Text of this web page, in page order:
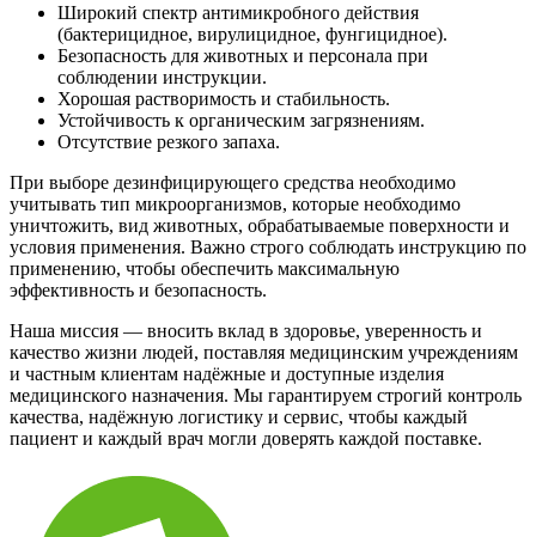
Широкий спектр антимикробного действия
(бактерицидное, вирулицидное, фунгицидное).
Безопасность для животных и персонала при
соблюдении инструкции.
Хорошая растворимость и стабильность.
Устойчивость к органическим загрязнениям.
Отсутствие резкого запаха.
При выборе дезинфицирующего средства необходимо
учитывать тип микроорганизмов, которые необходимо
уничтожить, вид животных, обрабатываемые поверхности и
условия применения. Важно строго соблюдать инструкцию по
применению, чтобы обеспечить максимальную
эффективность и безопасность.
Наша миссия — вносить вклад в здоровье, уверенность и
качество жизни людей, поставляя медицинским учреждениям
и частным клиентам надёжные и доступные изделия
медицинского назначения. Мы гарантируем строгий контроль
качества, надёжную логистику и сервис, чтобы каждый
пациент и каждый врач могли доверять каждой поставке.